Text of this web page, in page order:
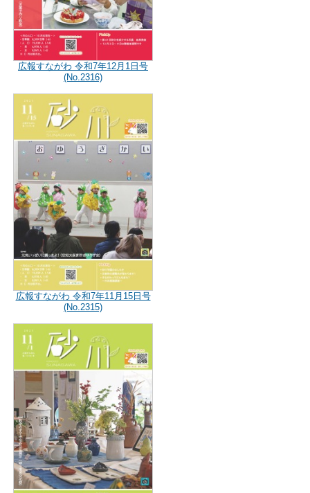
広報すながわ 令和7年12月1日号
(No.2316)
広報すながわ 令和7年11月15日号
(No.2315)